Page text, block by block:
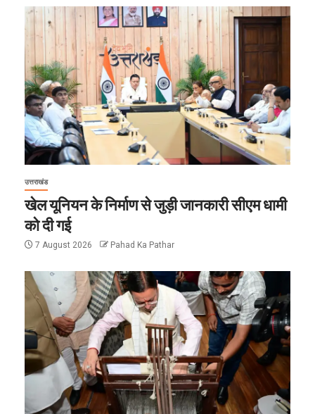
उत्तराखंड
खेल यूनियन के निर्माण से जुड़ी जानकारी सीएम धामी
को दी गई
7 August 2026 Pahad Ka Pathar